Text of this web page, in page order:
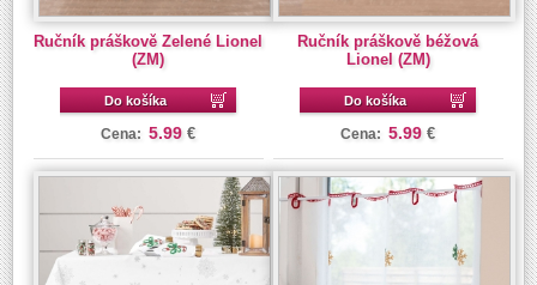
Ručník práškově Zelené Lionel
(ZM)
Do košíka
Cena: 5.99 €
Ručník práškově béžová
Lionel (ZM)
Do košíka
Cena: 5.99 €